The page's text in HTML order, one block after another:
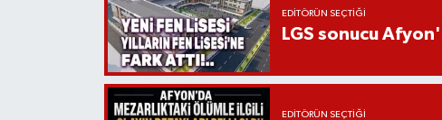
EDITÖRÜN SEÇTIĞI
LGS sonucu
EDITÖRÜN SEÇTIĞI